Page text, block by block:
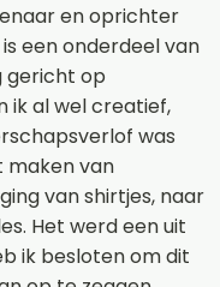
en oprichter
een onderdeel van
gericht op
ik al wel creatief,
was
maken van
van shirtjes, naar
Het werd een uit
ik besloten om dit